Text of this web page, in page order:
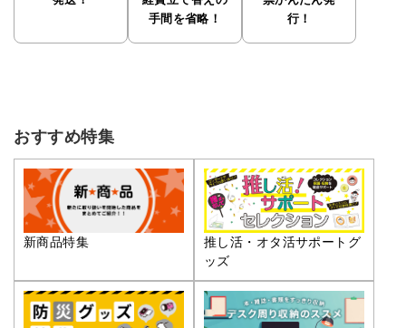
手間を省略！
行！
おすすめ特集
新商品特集
推し活・オタ活サポートグ
ッズ